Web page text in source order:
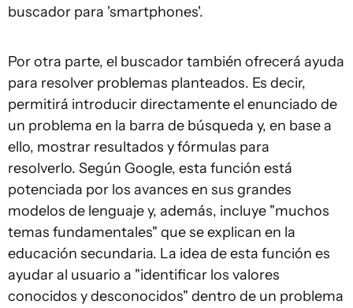
buscador para 'smartphones'.
Por otra parte, el buscador también ofrecerá ayuda
para resolver problemas planteados. Es decir,
permitirá introducir directamente el enunciado de
un problema en la barra de búsqueda y, en base a
ello, mostrar resultados y fórmulas para
resolverlo. Según Google, esta función está
potenciada por los avances en sus grandes
modelos de lenguaje y, además, incluye "muchos
temas fundamentales" que se explican en la
educación secundaria. La idea de esta función es
ayudar al usuario a "identificar los valores
conocidos y desconocidos" dentro de un problema